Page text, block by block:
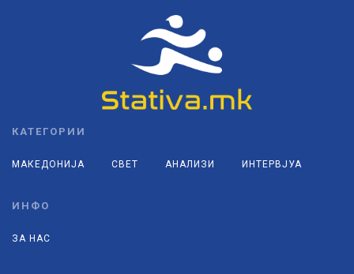
КАТЕГОРИИ
МАКЕДОНИЈА СВЕТ АНАЛИЗИ ИНТЕРВЈУА
ИНФО
ЗА НАС